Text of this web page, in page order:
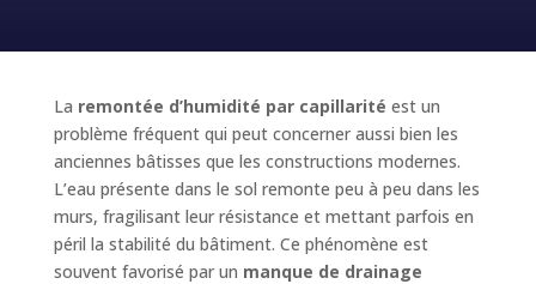
La remontée d’humidité par capillarité est un
problème fréquent qui peut concerner aussi bien les
anciennes bâtisses que les constructions modernes.
L’eau présente dans le sol remonte peu à peu dans les
murs, fragilisant leur résistance et mettant parfois en
péril la stabilité du bâtiment. Ce phénomène est
souvent favorisé par un manque de drainage